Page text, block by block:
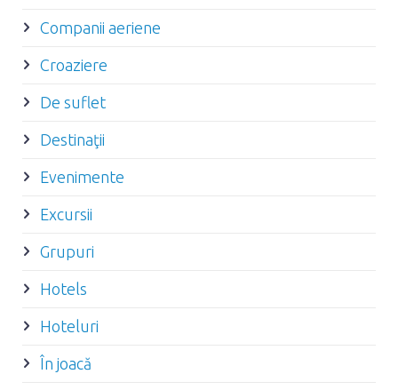
Companii aeriene
Croaziere
De suflet
Destinaţii
Evenimente
Excursii
Grupuri
Hotels
Hoteluri
În joacă